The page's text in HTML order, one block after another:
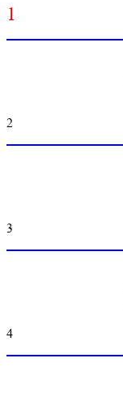
1
2
3
4